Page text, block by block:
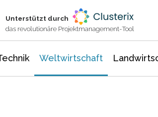
Unterstützt durch
das revolutionäre Projektmanagement-Tool
Weltwirtschaft